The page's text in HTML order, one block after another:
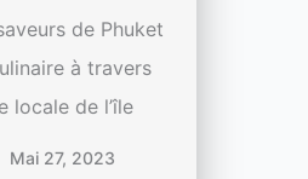
de Phuket
à travers
locale de l’île
Mai 27, 2023